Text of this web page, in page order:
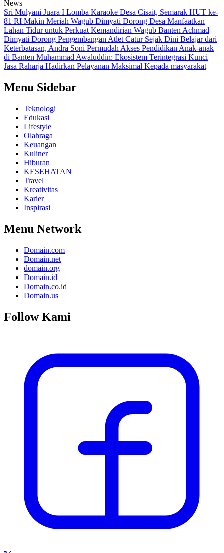
News
Sri Mulyani Juara I Lomba Karaoke Desa Cisait, Semarak HUT ke-
81 RI Makin Meriah Wagub Dimyati Dorong Desa Manfaatkan
Lahan Tidur untuk Perkuat Kemandirian Wagub Banten Achmad
Dimyati Dorong Pengembangan Atlet Catur Sejak Dini Belajar dari
Keterbatasan, Andra Soni Permudah Akses Pendidikan Anak-anak
di Banten Muhammad Awaluddin: Ekosistem Terintegrasi Kunci
Jasa Raharja Hadirkan Pelayanan Maksimal Kepada masyarakat
Menu Sidebar
Teknologi
Edukasi
Lifestyle
Olahraga
Keuangan
Kuliner
Hiburan
KESEHATAN
Travel
Kreativitas
Karier
Inspirasi
Menu Network
Domain.com
Domain.net
domain.org
Domain.id
Domain.co.id
Domain.us
Follow Kami